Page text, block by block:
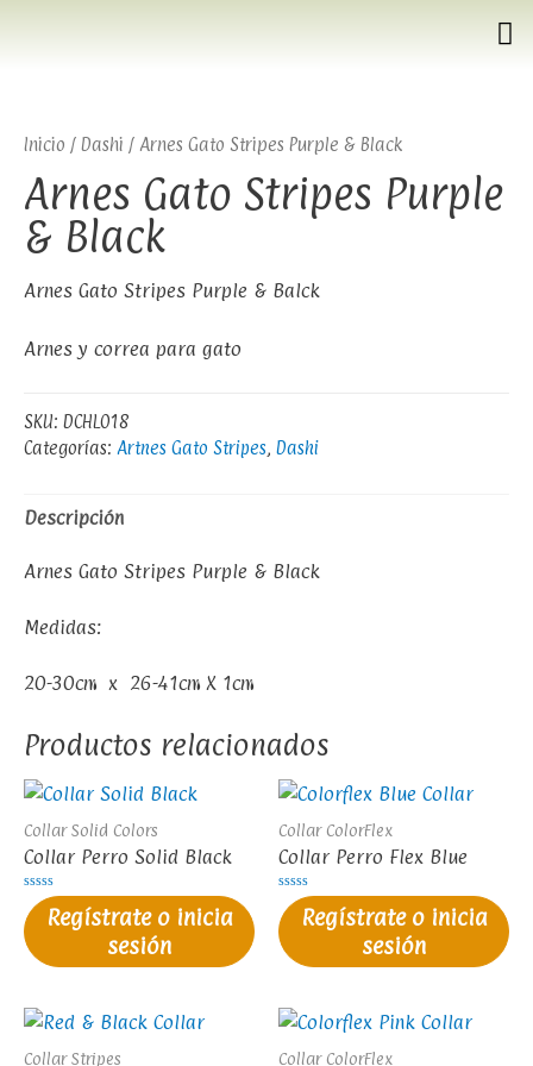
Inicio / Dashi / Arnes Gato Stripes Purple & Black
Arnes Gato Stripes Purple
& Black
Arnes Gato Stripes Purple & Balck
Arnes y correa para gato
SKU: DCHL018
Categorías: Artnes Gato Stripes, Dashi
Descripción
Arnes Gato Stripes Purple & Black
Medidas:
20-30cm x 26-41cm X 1cm
Productos relacionados
Collar Solid Colors
Collar Perro Solid Black
Valorado
en
0
de
5
Regístrate o inicia
sesión
Collar ColorFlex
Collar Perro Flex Blue
Valorado
en
0
de
5
Regístrate o inicia
sesión
Collar Stripes Collar ColorFlex